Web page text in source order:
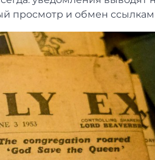
просмотр и обмен